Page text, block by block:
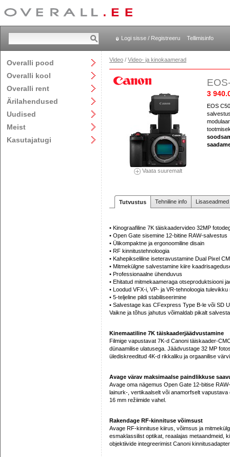
Logi sisse / Registreeru Tellimisinfo
Overalli pood
Overalli kool
Overalli rent
Ärilahendused
Uudised
Meist
Kasutajatugi
Video / Video- ja kinokaamerad
Vaata suuremalt
3
EOS
Tutvustus Tehniline info
• Kinograafiline 7K täiskaadervideo 32MP
• Open Gate sisemine 12-bitine RAW-salvestus
• Ülikompaktne ja ergonoomiline disain
• RF kinnitustehnoloogia
• Kahepikseliline iseteravustamine Dual Pixel
• Mitmekülgne salvestamine kiire
• Professionaalne ühenduvus
• Ehitatud mitmekaameraga otseproduktsiooni
• Loodud VFX-i, VP- ja VR-tehnoloogia
• 5-teljeline pildi stabiliseerimine
• Salvestage kas CFexpress Type B-le või SD
Vaikne ja tõhus jahutus võimaldab pikalt
Kinemaatiline 7K täiskaaderjäädvustamine
Filmige vapustavat 7K-d Canoni täiskaader-
dünaamilise ulatusega. Jäädvustage 32 MP
ülediskreeditud 4K-d rikkaliku ja orgaanilise
Avage värav maksimaalse paindlikkuse
Avage oma nägemus Open Gate 12-bitise
lainurk-, vertikaalselt või anamorfselt
16 mm režiimide vahel.
Rakendage RF-kinnituse võimsust
Avage RF-kinnituse kiirus, võimsus ja
esmaklassilist optikat, reaalajas metaandmeid,
objektiivide integreerimist Canoni